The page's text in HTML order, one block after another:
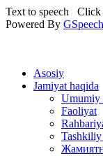
Text to speech Click
Powered By GSpeech
Asosiy
Jamiyat haqida
Umumiy
Faoliyat